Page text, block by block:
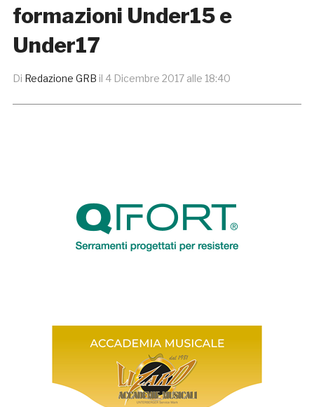
formazioni Under15 e
Under17
Di Redazione GRB il 4 Dicembre 2017 alle 18:40